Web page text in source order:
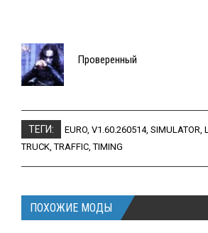
Проверенный
ТЕГИ: EURO, V1.60.260514, SIMULATOR,
TRUCK,TRAFFIC,TIMING
ПОХОЖИЕ МОДЫ